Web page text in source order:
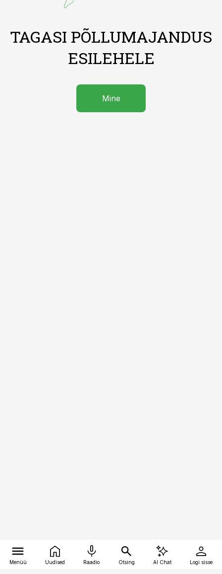
TAGASI PÕLLUMAJANDUS
ESILEHELE
Mine
Menüü Uudised Raadio Otsing AI Chat Logi sisse